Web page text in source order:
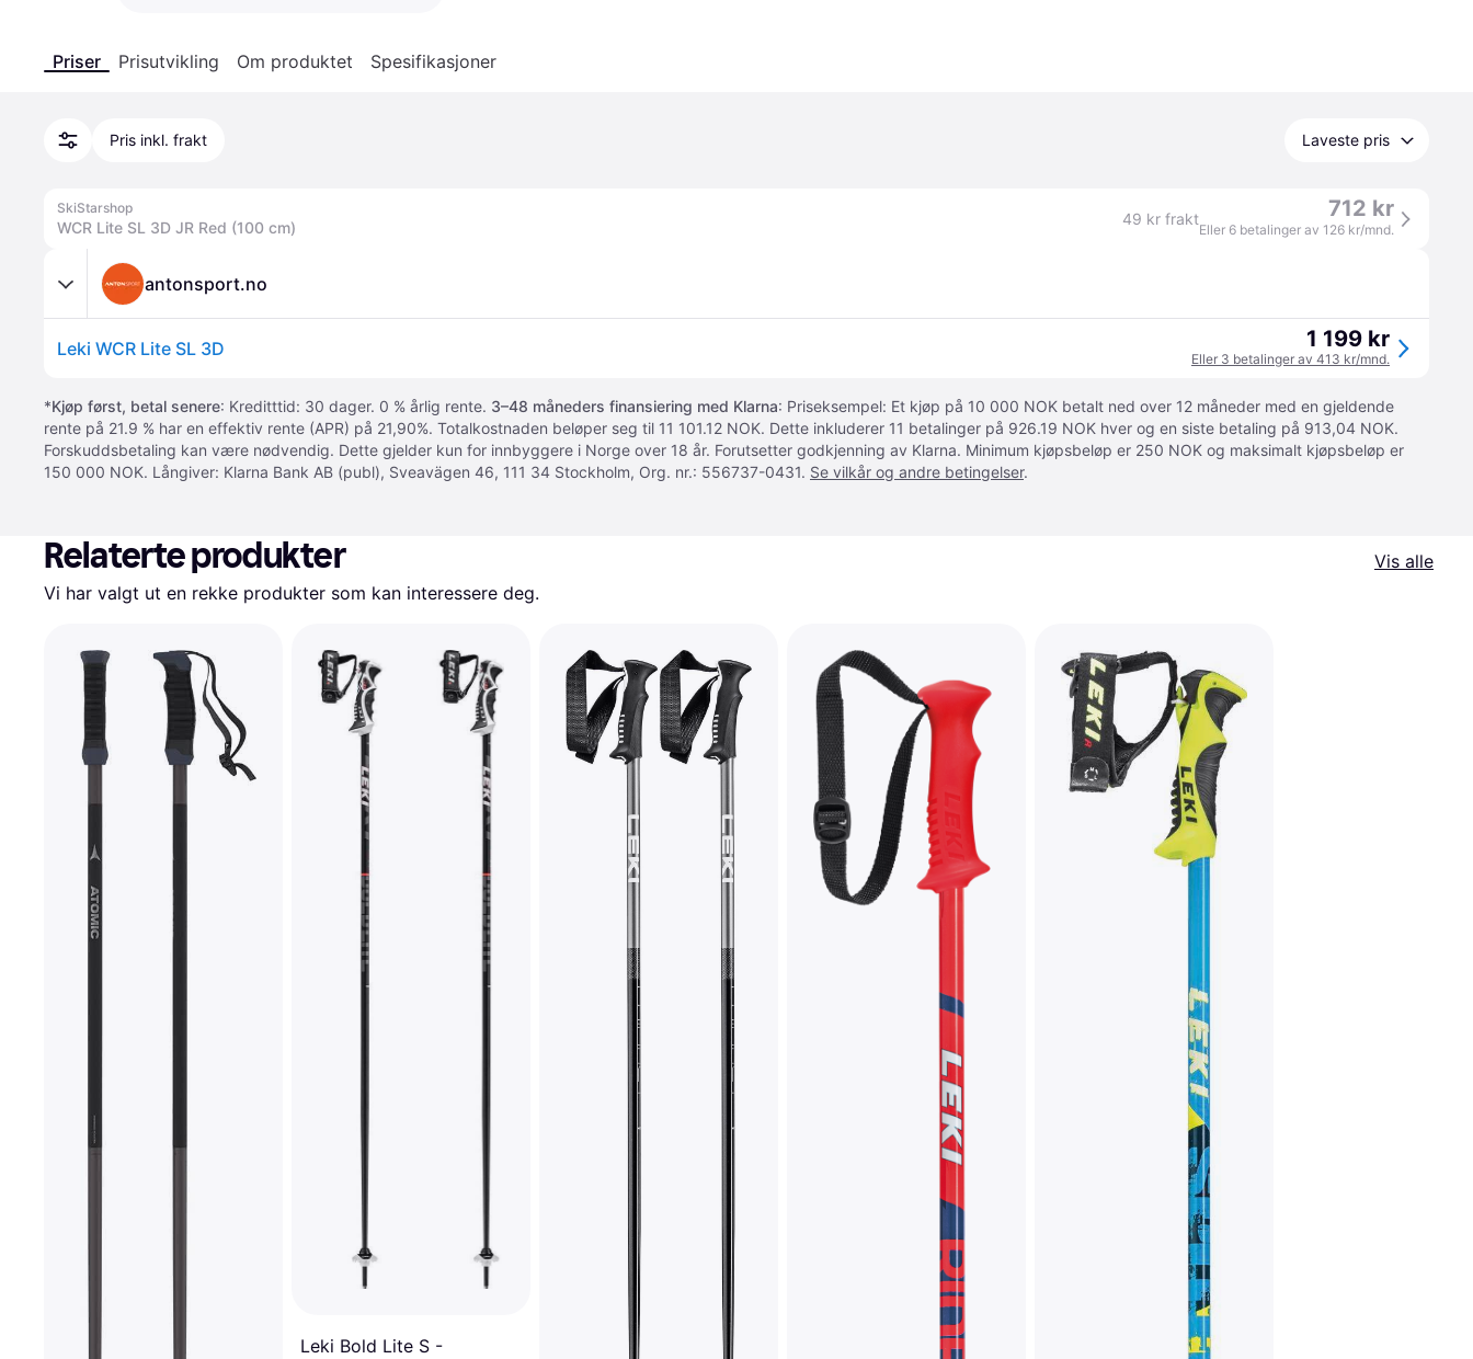
Priser Prisutvikling Om produktet Spesifikasjoner
Pris inkl. frakt Laveste pris
SkiStarshop
WCR Lite SL 3D JR Red (100 cm) 49 kr frakt 712 kr
Eller 6 betalinger av 126 kr/mnd.
antonsport.no
Leki WCR Lite SL 3D 1 199 kr
Eller 3 betalinger av 413 kr/mnd.
*Kjøp først, betal senere: Kreditttid: 30 dager. 0 % årlig rente. 3–48 måneders finansiering med Klarna: Priseksempel: Et kjøp på 10 000 NOK betalt ned over 12 måneder med en gjeldende
rente på 21.9 % har en effektiv rente (APR) på 21,90%. Totalkostnaden beløper seg til 11 101.12 NOK. Dette inkluderer 11 betalinger på 926.19 NOK hver og en siste betaling på 913,04 NOK.
Forskuddsbetaling kan være nødvendig. Dette gjelder kun for innbyggere i Norge over 18 år. Forutsetter godkjenning av Klarna. Minimum kjøpsbeløp er 250 NOK og maksimalt kjøpsbeløp er
150 000 NOK. Långiver: Klarna Bank AB (publ), Sveavägen 46, 111 34 Stockholm, Org. nr.: 556737-0431. Se vilkår og andre betingelser.
Relaterte produkter
Vis alle
Vi har valgt ut en rekke produkter som kan interessere deg.
Leki Bold Lite S -